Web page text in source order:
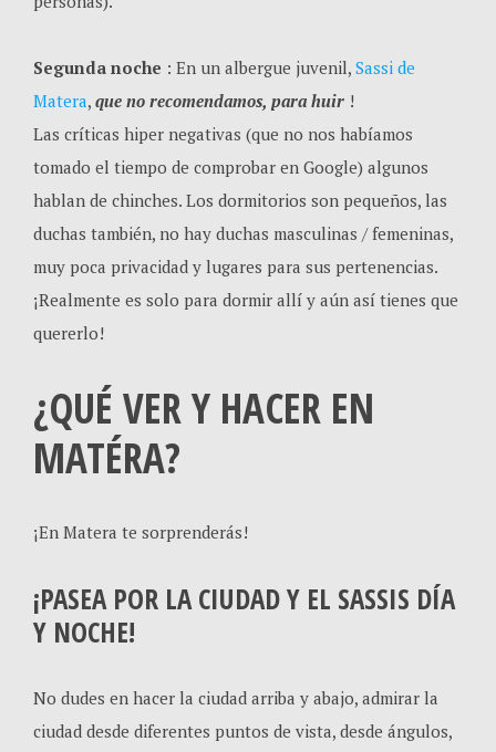
Segunda noche : En un albergue juvenil, Sassi de
Matera, que no recomendamos, para huir !
Las críticas hiper negativas (que no nos habíamos
tomado el tiempo de comprobar en Google) algunos
hablan de chinches. Los dormitorios son pequeños, las
duchas también, no hay duchas masculinas / femeninas,
muy poca privacidad y lugares para sus pertenencias.
¡Realmente es solo para dormir allí y aún así tienes que
quererlo!
¿QUÉ VER Y HACER EN
MATÉRA?
¡En Matera te sorprenderás!
¡PASEA POR LA CIUDAD Y EL SASSIS DÍA
Y NOCHE!
No dudes en hacer la ciudad arriba y abajo, admirar la
ciudad desde diferentes puntos de vista, desde ángulos,